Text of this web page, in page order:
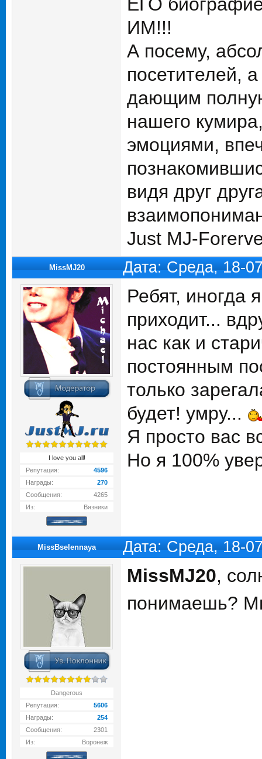
ИМ!!!
А посему,
посетителей,
дающим
нашего
эмоциями,
видя друг
Just MJ-
MissMJ20 Дата: Среда, 18-
I love you all!
Репутация:
4596
Награды:
270
Сообщения:
4265
Из:
Вязники
Ребят, иногда
приходит...
нас как и
постоянным
только
будет! умру...
Я просто вас
Но я 100%
MissBselennaya Дата: Среда, 18-
Dangerous
Репутация:
5606
Награды:
254
Сообщения:
2301
Из:
Воронеж
MissMJ20,
понимаешь?